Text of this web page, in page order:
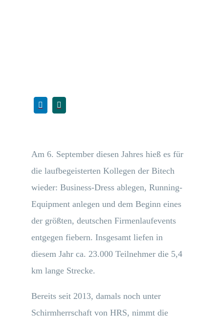
Am 6. September diesen Jahres hieß es für
die laufbegeisterten Kollegen der Bitech
wieder: Business-Dress ablegen, Running-
Equipment anlegen und dem Beginn eines
der größten, deutschen Firmenlaufevents
entgegen fiebern. Insgesamt liefen in
diesem Jahr ca. 23.000 Teilnehmer die 5,4
km lange Strecke.
Bereits seit 2013, damals noch unter
Schirmherrschaft von HRS, nimmt die